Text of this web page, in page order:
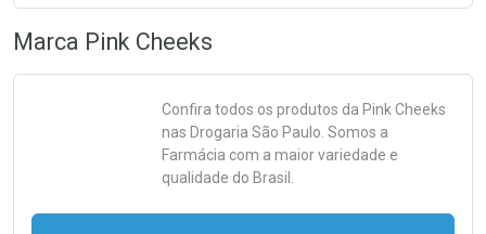
Marca Pink Cheeks
Confira todos os produtos da Pink Cheeks
nas Drogaria São Paulo. Somos a
Farmácia com a maior variedade e
qualidade do Brasil.